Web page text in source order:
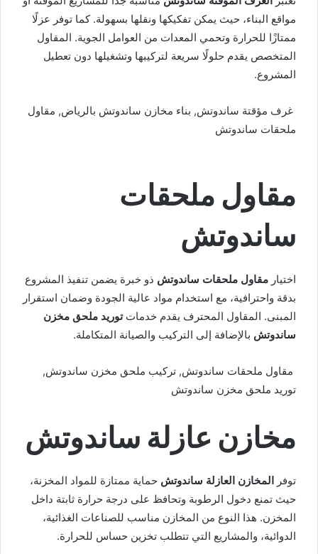
مواقع البناء، حيث يمكن تفكيكها ونقلها بسهولة. كما توفر عزلًا
ممتازًا للحرارة وتحمي المعدات من العوامل الجوية. المقاول
المتخصص يقدم حلولًا سريعة لتركيبها وتشغيلها دون تعطيل
المشروع.
غرف مؤقتة ساندوتش, بناء مخازن ساندوتش بالرياض, مقاول
ملحقات ساندوتش
مقاول ملحقات
ساندوتش
اختيار مقاول ملحقات ساندوتش ذو خبرة يضمن تنفيذ المشروع
بدقة واحترافية، مع استخدام مواد عالية الجودة وضمان استقرار
المبنى. المقاول المحترف يقدم خدماتتوريد ملحق مخزن
ساندوتش بالإضافة إلى التركيب والصيانة المتكاملة.
مقاول ملحقات ساندوتش, تركيب ملحق مخزن ساندوتش,
توريد ملحق مخزن ساندوتش
مخازن عازلة ساندوتش
توفر المخازن العازلة ساندوتش حماية ممتازة للمواد المخزنة،
حيث تمنع دخول الرطوبة وتحافظ على درجة حرارة ثابتة داخل
المخزن. هذا النوع من المخازن مناسب للصناعات الغذائية،
الدوائية، والمشاريع التي تتطلب تخزين حساس للحرارة.